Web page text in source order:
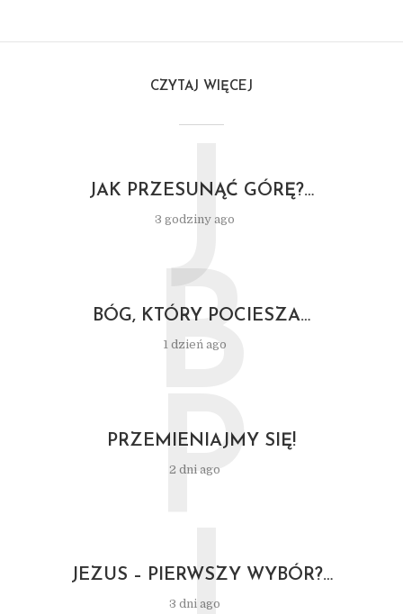
CZYTAJ WIĘCEJ
JAK PRZESUNĄĆ GÓRĘ?…
3 godziny ago
J
BÓG, KTÓRY POCIESZA…
1 dzień ago
B
PRZEMIENIAJMY SIĘ!
2 dni ago
P
JEZUS – PIERWSZY WYBÓR?…
3 dni ago